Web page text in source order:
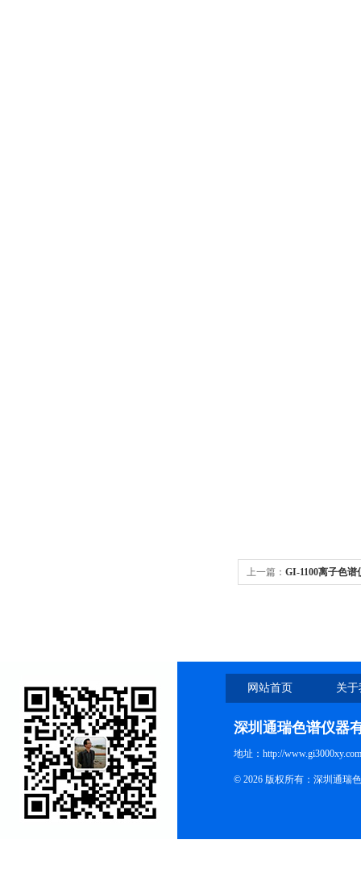
上一篇： GI-1100离子色谱
网站首页 关
深圳通瑞色谱仪器
地址：http://
© 2026 版权所有：深圳通瑞